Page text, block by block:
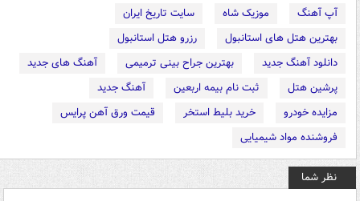
آپ آهنگ موزیک شاه
سایت تاریخ ایران
بهترین هتل های استانبول
رزرو هتل استانبول
دانلود آهنگ جدید
بهترین جراح بینی ترمیمی
آهنگ های جدید
پرشین هتل
ثبت نام بیمه اربعین
آهنگ جدید
مزایده خودرو
خرید بلیط استخر
قیمت ورق آهن پرایس
فروشنده مواد شیمیایی
نظر شما